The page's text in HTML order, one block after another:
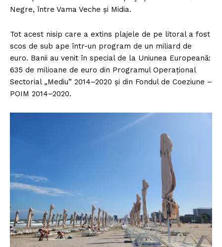
Negre, între Vama Veche și Midia.
Tot acest nisip care a extins plajele de pe litoral a fost
scos de sub ape într-un program de un miliard de
euro. Banii au venit în special de la Uniunea Europeană:
635 de milioane de euro din Programul Operațional
Sectorial „Mediu” 2014–2020 și din Fondul de Coeziune –
POIM 2014–2020.